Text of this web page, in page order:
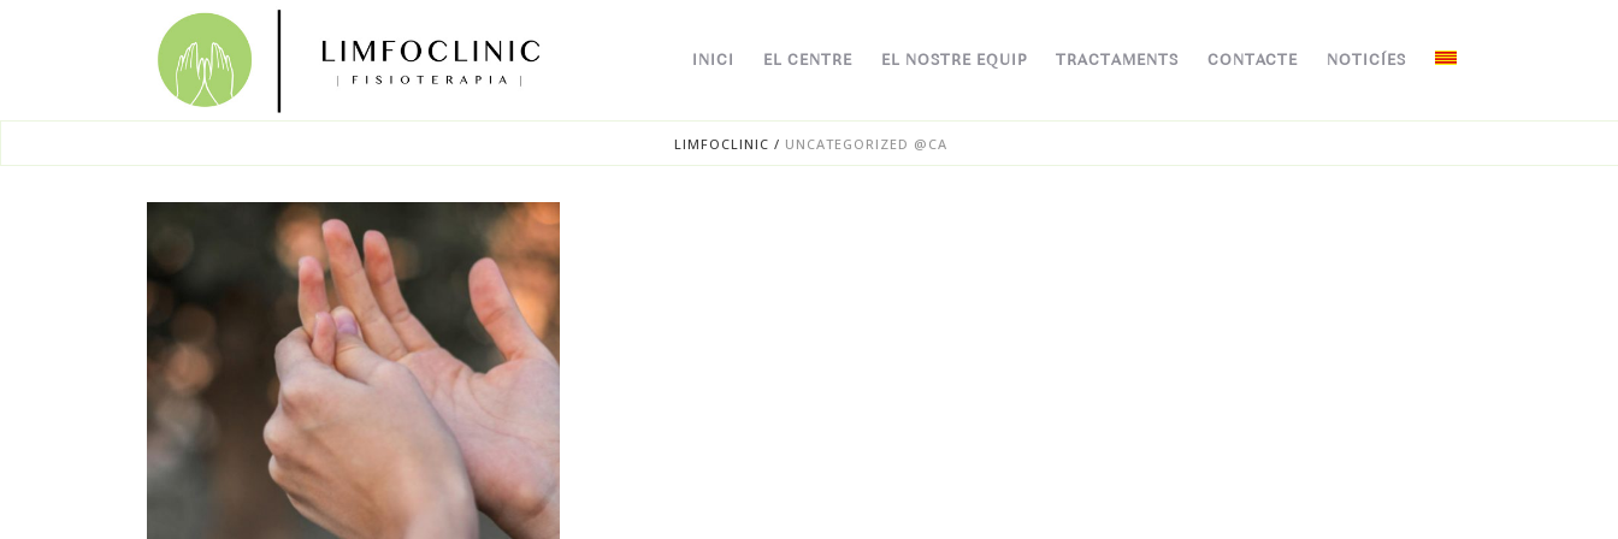
INICI EL CENTRE EL NOSTRE EQUIP TRACTAMENTS CONTACTE NOTICÍES
LIMFOCLINIC / UNCATEGORIZED @CA